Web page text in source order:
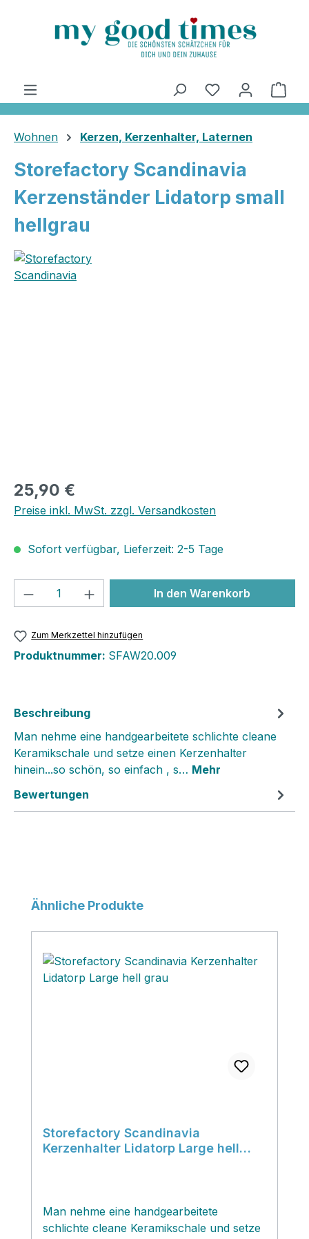
Wohnen Kerzen, Kerzenhalter, Laternen
Storefactory Scandinavia
Kerzenständer Lidatorp small
hellgrau
25,90 €
Preise inkl. MwSt. zzgl. Versandkosten
Sofort verfügbar, Lieferzeit: 2-5 Tage
Produkt Anzahl: Gib denIn den Warenkorb
Zum Merkzettel hinzufügen
Produktnummer: SFAW20.009
Beschreibung
Man nehme eine handgearbeitete schlichte cleane
Keramikschale und setze einen Kerzenhalter
hinein...so schön, so einfach , s… Mehr
Bewertungen
Produktgalerie überspringen
Ähnliche Produkte
Storefactory Scandinavia
Kerzenhalter Lidatorp Large hell
Man nehme eine handgearbeitete
schlichte cleane Keramikschale und setze